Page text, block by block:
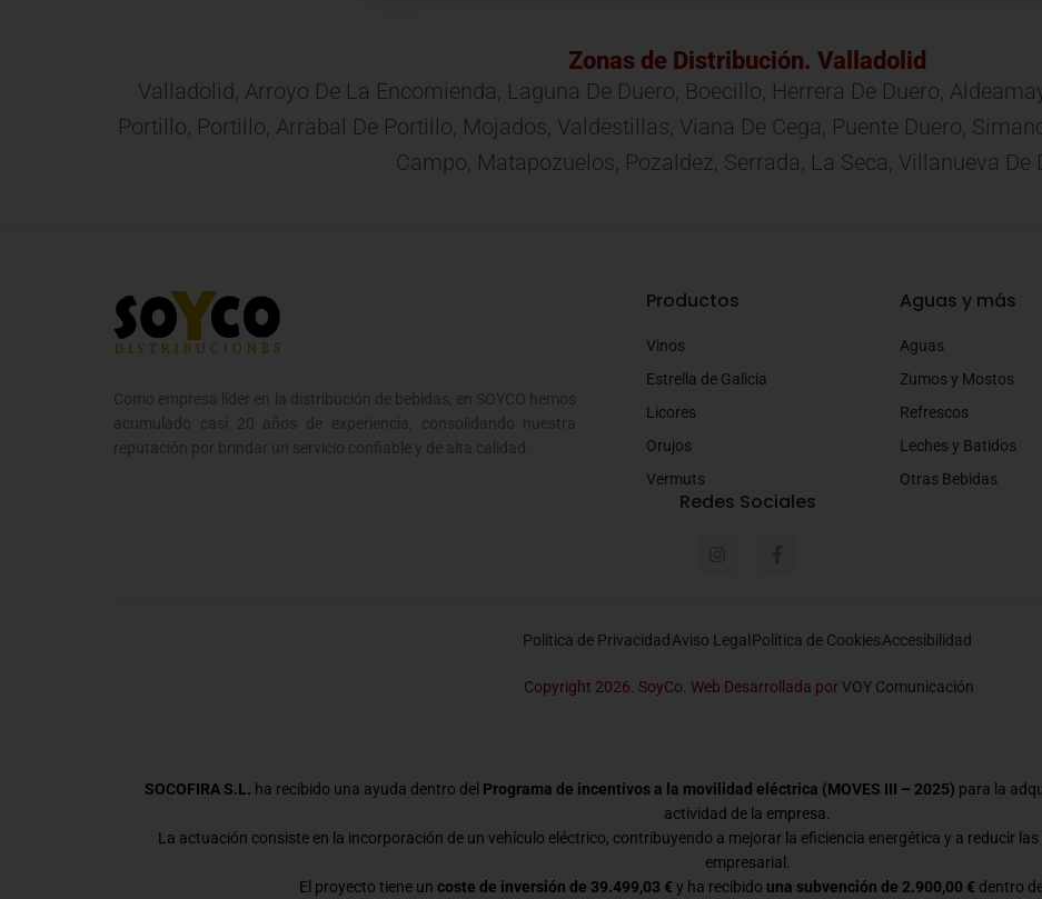
Zonas de Distribución. Valladolid
Valladolid, Arroyo De La Encomienda, Laguna De Duero, Boecillo, Herrera De Duero,
Portillo, Portillo, Arrabal De Portillo, Mojados, Valdestillas, Viana De Cega, Puente Duero,
Campo, Matapozuelos, Pozaldez, Serrada, La Seca, Villanueva De
Como empresa líder en la distribución de bebidas, en SOYCO hemos
acumulado casi 20 años de experiencia, consolidando nuestra
reputación por brindar un servicio confiable y de alta calidad.
Productos
Vinos
Estrella de Galicia
Licores
Orujos
Vermuts
Aguas y más
Aguas
Zumos y Mostos
Refrescos
Leches y Batidos
Otras Bebidas
Redes Sociales
Política de PrivacidadAviso Legal Política de CookiesAccesibilidad
Copyright 2026. SoyCo. Web Desarrollada porVOY Comunicación
SOCOFIRA S.L. ha recibido una ayuda dentro del Programa de incentivos a la movilidad eléctrica (MOVES III – 2025) para la
actividad de la empresa.
La actuación consiste en la incorporación de un vehículo eléctrico, contribuyendo a mejorar la eficiencia energética y a reducir las
empresarial.
El proyecto tiene un coste de inversión de 39.499,03 € y ha recibido una subvención de 2.900,00 € dentro